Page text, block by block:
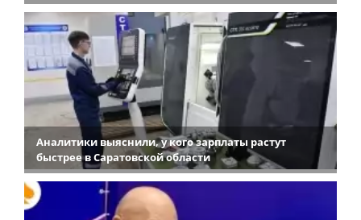
Аналитики выяснили, у кого зарплаты растут
быстрее в Саратовской области